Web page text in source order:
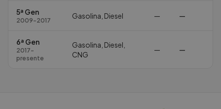
5ª Gen
2009-2017
Gasolina, Diesel — —
6ª Gen
2017-
presente
Gasolina, Diesel,
CNG
— —